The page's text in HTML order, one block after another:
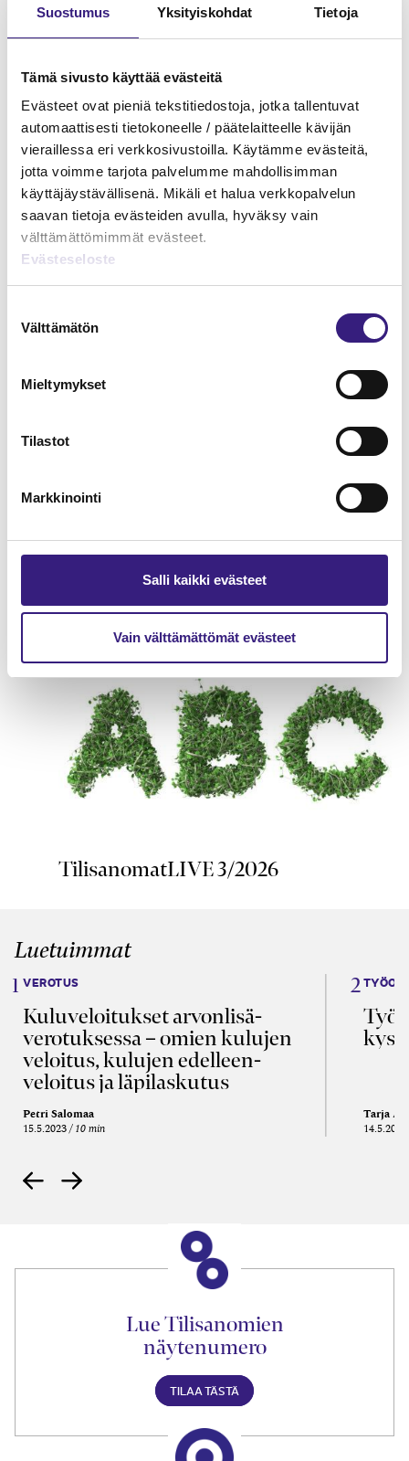
Suostumus Yksityiskohdat Tietoja
Tämä sivusto käyttää evästeitä
Evästeet ovat pieniä tekstitiedostoja, jotka tallentuvat
automaattisesti tietokoneelle / päätelaitteelle kävijän
vieraillessa eri verkkosivustoilla. Käytämme evästeitä,
jotta voimme tarjota palvelumme mahdollisimman
käyttäjäystävällisenä. Mikäli et halua verkkopalvelun
saavan tietoja evästeiden avulla, hyväksy vain
välttämättömimmät evästeet.
Evästeseloste
valinta
Välttämätön
Mieltymykset
Tilastot
Markkinointi
Salli kaikki evästeet
Vain välttämättömät evästeet
TAL 2023 sopimus
pähkinänkuoressa
HUOLTOVARMUUS JA VARAUTUMINEN
Varautuminen ja jatkuvuuden
hallinta tilitoimistossa
TilisanomatLIVE 3/2026
Luetuimmat
VEROTUS
Kulu­veloitukset arvon­lisä­
verotuksessa – omien kulujen
veloitus, kulujen edelleen­
veloitus ja läpi­laskutus
Petri Salomaa
15.5.2023 10 min
Tarja
14.5.2021
Lue Tilisanomien
näytenumero
TILAA TÄSTÄ